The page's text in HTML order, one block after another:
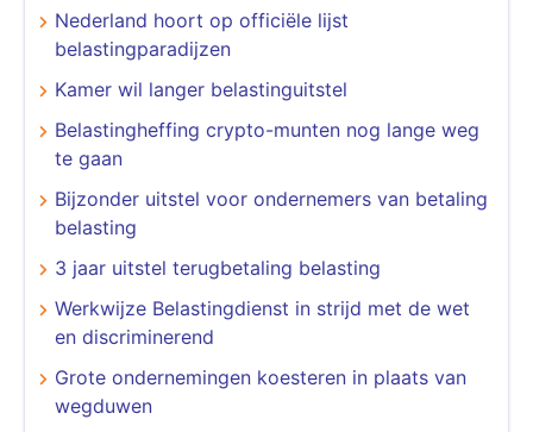
Nederland hoort op officiële lijst
belastingparadijzen
Kamer wil langer belastinguitstel
Belastingheffing crypto-munten nog lange weg
te gaan
Bijzonder uitstel voor ondernemers van betaling
belasting
3 jaar uitstel terugbetaling belasting
Werkwijze Belastingdienst in strijd met de wet
en discriminerend
Grote ondernemingen koesteren in plaats van
wegduwen